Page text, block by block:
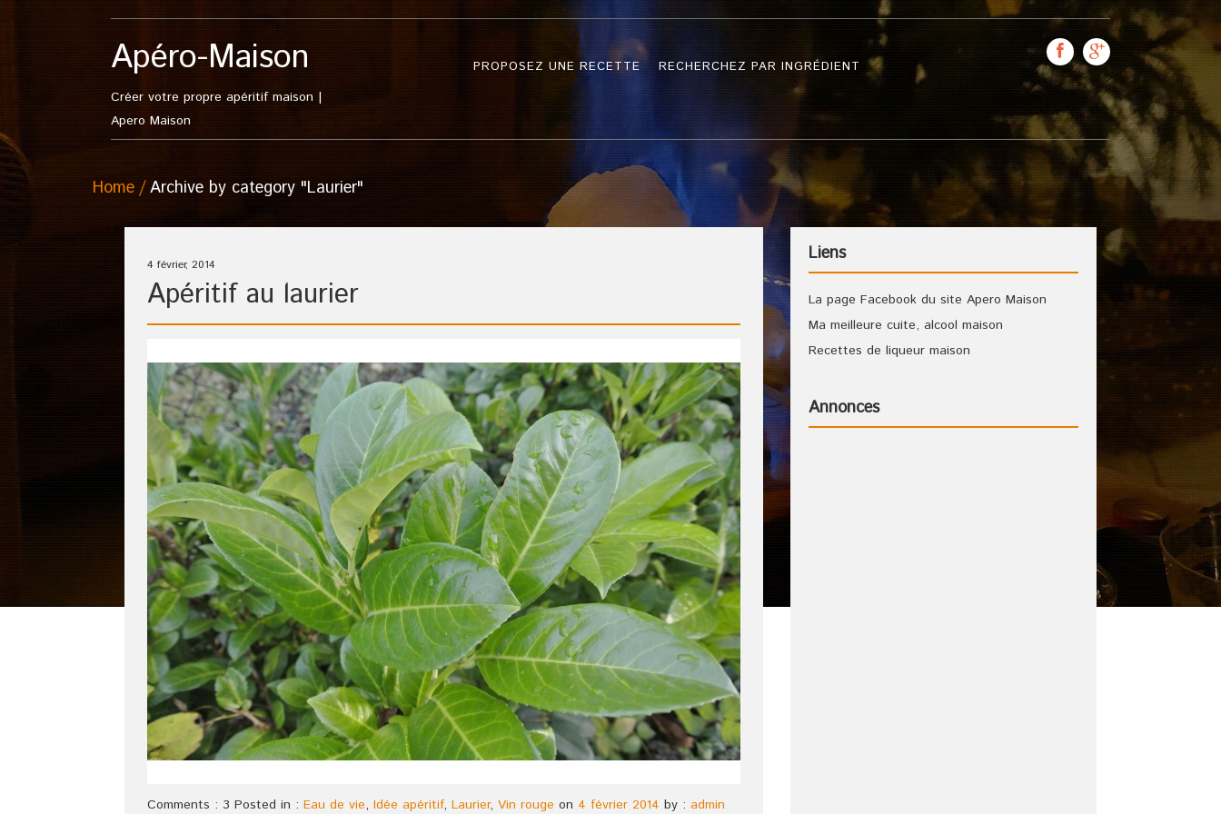
Apéro-Maison
Créer votre propre apéritif maison |
Apero Maison
PROPOSEZ UNE RECETTE RECHERCHEZ PAR INGRÉDIENT
Home Archive by category "Laurier"
4 février, 2014
Apéritif au laurier
Comments : 3 Posted in : Eau de vie, Idée apéritif, Laurier, Vin rouge on 4 février 2014 by : admin
Liens
La page Facebook du site Apero Maison
Ma meilleure cuite, alcool maison
Recettes de liqueur maison
Annonces